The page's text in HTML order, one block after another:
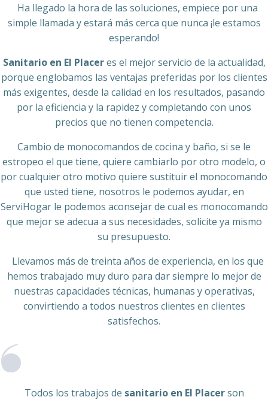
Ha llegado la hora de las soluciones, empiece por una
simple llamada y estará más cerca que nunca ¡le estamos
esperando!
Sanitario en El Placeres el mejor servicio de la actualidad,
porque englobamos las ventajas preferidas por los clientes
más exigentes, desde la calidad en los resultados, pasando
por la eficiencia y la rapidez y completando con unos
precios que no tienen competencia.
Cambio de monocomandos de cocina y baño, si se le
estropeo el que tiene, quiere cambiarlo por otro modelo, o
por cualquier otro motivo quiere sustituir el monocomando
que usted tiene, nosotros le podemos ayudar, en
ServiHogar le podemos aconsejar de cual es monocomando
que mejor se adecua a sus necesidades, solicite ya mismo
su presupuesto.
Llevamos más de treinta años de experiencia, en los que
hemos trabajado muy duro para dar siempre lo mejor de
nuestras capacidades técnicas, humanas y operativas,
convirtiendo a todos nuestros clientes en clientes
satisfechos.
Todos los trabajos de sanitario en El Placerson